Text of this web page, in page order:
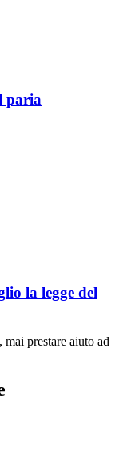
paria
la legge del
mai prestare aiuto ad